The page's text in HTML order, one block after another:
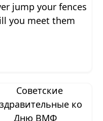
jump your fences
you meet them